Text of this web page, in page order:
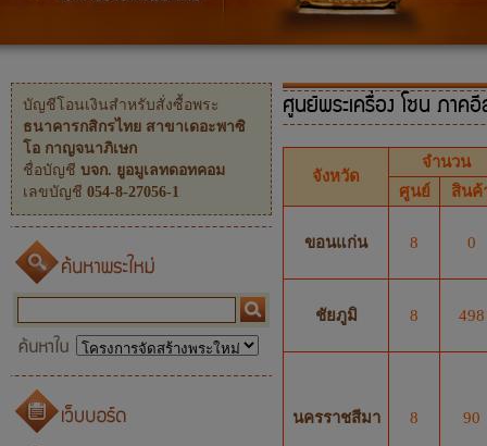
บัญชีโอนเงินสำหรับสั่งซื้อพระ
ธนาคารกสิกรไทย สาขาเดอะพาซิ
โอ กาญจนาภิเษก
ชื่อบัญชี บจก. ยูอมูเลทดอทคอม
เลขบัญชี 054-8-27056-1
ศูนย์พระเครื่อง โซน ภาคอี
จังหวัด
จำนวน
ศูนย์
สินค้
ขอนแก่น 8 0
ชัยภูมิ 8 498
นครราชสีมา 8 90